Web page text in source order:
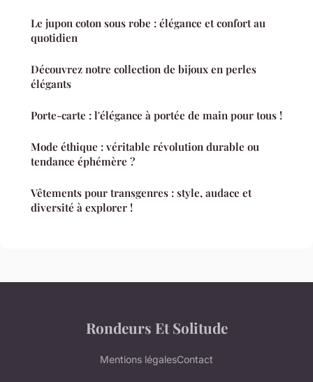
Le jupon coton sous robe : élégance et confort au
quotidien
Découvrez notre collection de bijoux en perles
élégants
Porte-carte : l'élégance à portée de main pour tous !
Mode éthique : véritable révolution durable ou
tendance éphémère ?
Vêtements pour transgenres : style, audace et
diversité à explorer !
Rondeurs Et Solitude
Mentions légalesContact